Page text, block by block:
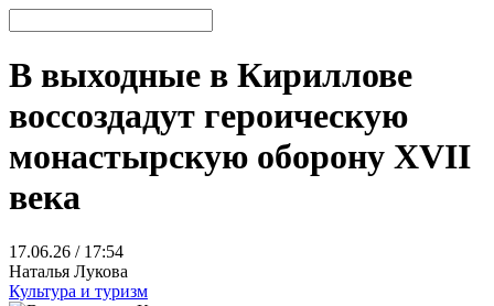
В выходные в Кириллове
воссоздадут героическую
монастырскую оборону XVII
века
17.06.26 / 17:54
Наталья Лукова
Культура и туризм